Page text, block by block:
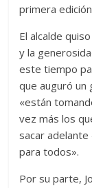
primera
El alcalde
y la
este tiempo
que auguró
«están
vez más los
sacar
para todos».
Por su parte,